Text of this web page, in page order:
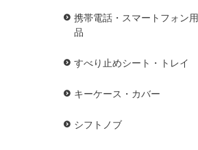
携帯電話・スマートフォン用
品
すべり止めシート・トレイ
キーケース・カバー
シフトノブ